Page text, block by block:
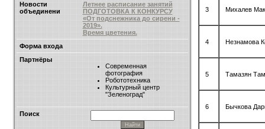
Новости
объединени
Летнее расписание занятий
ПОДГОТОВКА К КОНКУРСУ
«От подснежника до сирени -
2019».
Время цветения.
Форма входа
Партнёры
Современная
фотография
Робототехника
Культурный центр
"Зеленоград"
Поиск
3 Михалев
4 Незнамова
5 Тамазян
6 Бычкова